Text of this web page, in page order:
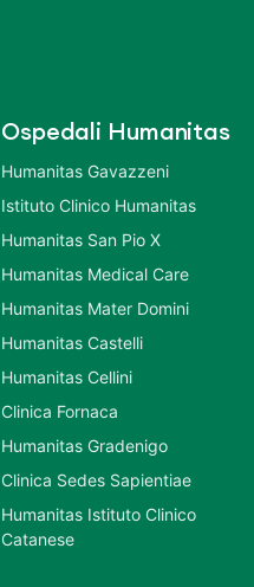
Ospedali Humanitas
Humanitas Gavazzeni
Istituto Clinico Humanitas
Humanitas San Pio X
Humanitas Medical Care
Humanitas Mater Domini
Humanitas Castelli
Humanitas Cellini
Clinica Fornaca
Humanitas Gradenigo
Clinica Sedes Sapientiae
Humanitas Istituto Clinico
Catanese